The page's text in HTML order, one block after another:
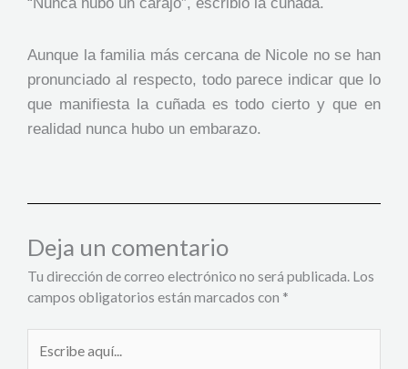
“Nunca hubo un carajo”, escribió la cuñada.
Aunque la familia más cercana de Nicole no se han
pronunciado al respecto, todo parece indicar que lo
que manifiesta la cuñada es todo cierto y que en
realidad nunca hubo un embarazo.
Deja un comentario
Tu dirección de correo electrónico no será publicada. Los
campos obligatorios están marcados con *
aquí...